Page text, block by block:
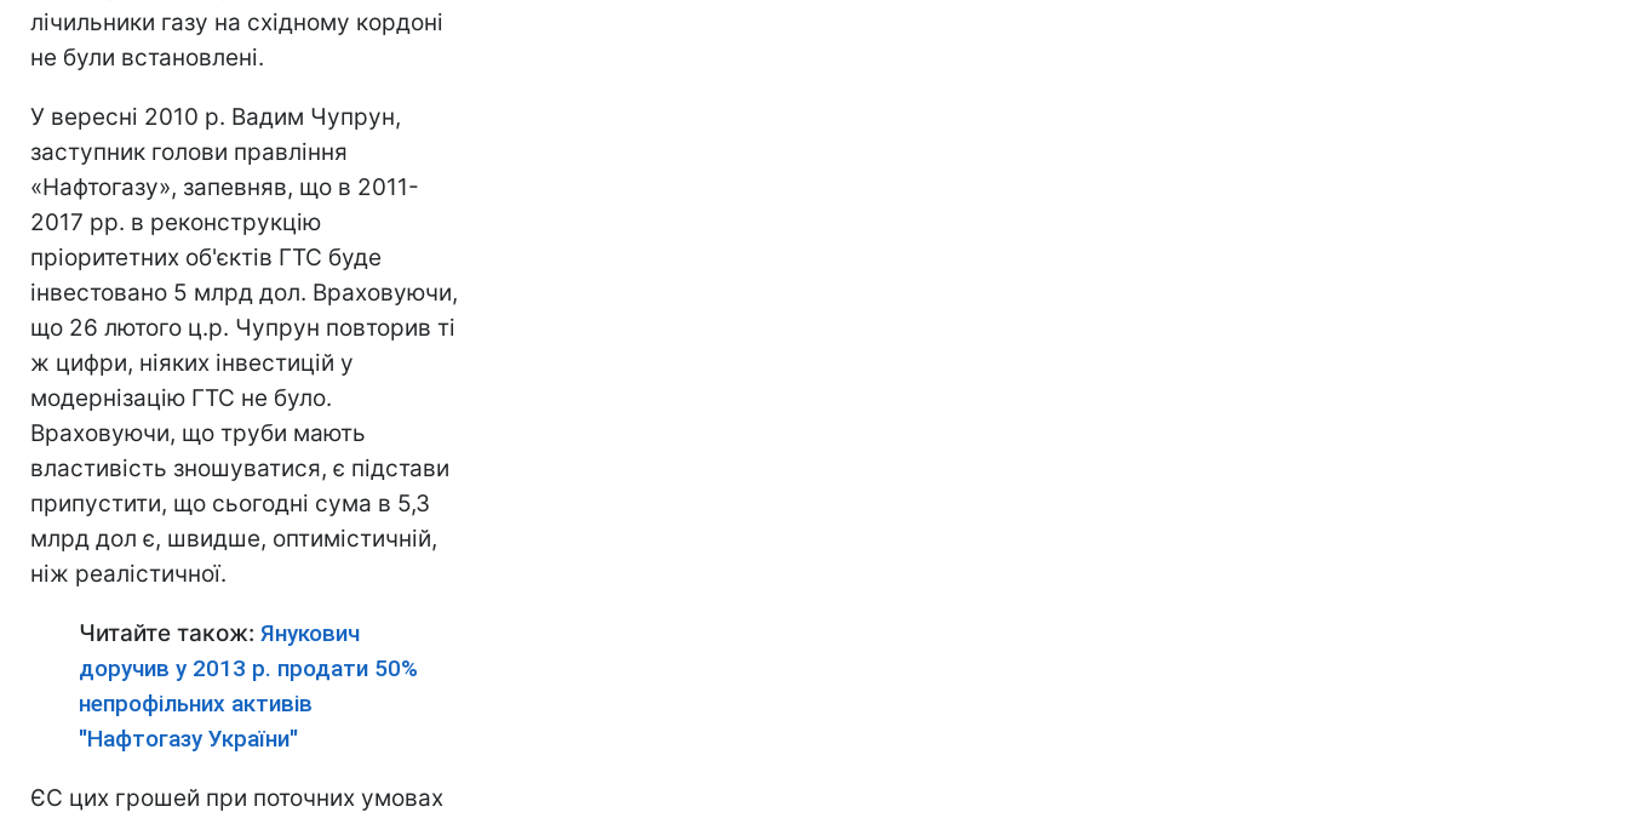
лічильники газу на східному кордоні
не були встановлені.
У вересні 2010 р. Вадим Чупрун,
заступник голови правління
«Нафтогазу», запевняв, що в 2011-
2017 рр. в реконструкцію
пріоритетних об'єктів ГТС буде
інвестовано 5 млрд дол. Враховуючи,
що 26 лютого ц.р. Чупрун повторив ті
ж цифри, ніяких інвестицій у
модернізацію ГТС не було.
Враховуючи, що труби мають
властивість зношуватися, є підстави
припустити, що сьогодні сума в 5,3
млрд дол є, швидше, оптимістичній,
ніж реалістичної.
Читайте також: Янукович
доручив у 2013 р. продати 50%
непрофільних активів
"Нафтогазу України"
ЄС цих грошей при поточних умовах